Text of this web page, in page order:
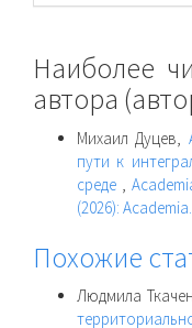
Наиболее
автора
Михаил Дуцев,
пути к
среде ,
(2026):
Похожие
Людмила